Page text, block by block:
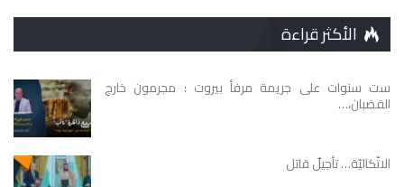
الأكثر قراءة
ست سنوات على جريمة مرفأ بيروت : مجرمون خارج
القضبان،…
الاتّكاليّة… تأجيلٌ قاتل